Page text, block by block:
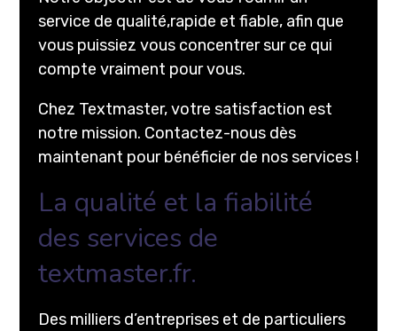
service de qualité,rapide et fiable, afin que
vous puissiez vous concentrer sur ce qui
compte vraiment pour vous.
Chez Textmaster, votre satisfaction est
notre mission. Contactez-nous dès
maintenant pour bénéficier de nos services !
La qualité et la fiabilité
des services de
textmaster.fr.
Des milliers d’entreprises et de particuliers